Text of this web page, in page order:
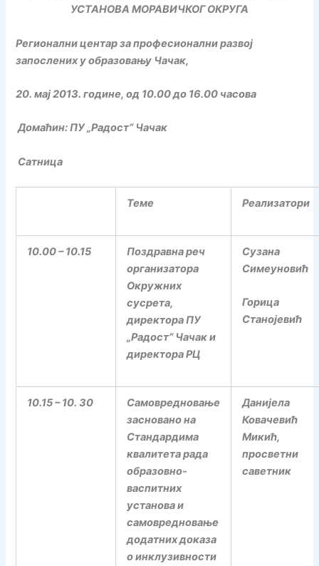
УСТАНОВА МОРАВИЧКОГ ОКРУГА
Регионални центар за професионални развој
запослених у образовању Чачак,
20. мај 2013. године, од 10.00 до 16.00 часова
Домаћин: ПУ „Радост“ Чачак
Сатница
Теме Реализатори
10.00 – 10.15
Поздравна реч
организатора
Окружних
сусрета,
директора ПУ
„Радост“ Чачак и
директора РЦ
Сузана
Симеуновић
Горица
Станојевић
10.15 – 10. 30
Самовредновање
засновано на
Стандардима
квалитета рада
образовно-
васпитних
установа и
самовредновање
додатних доказа
о инклузивности
Данијела
Ковачевић
Микић,
просветни
саветник